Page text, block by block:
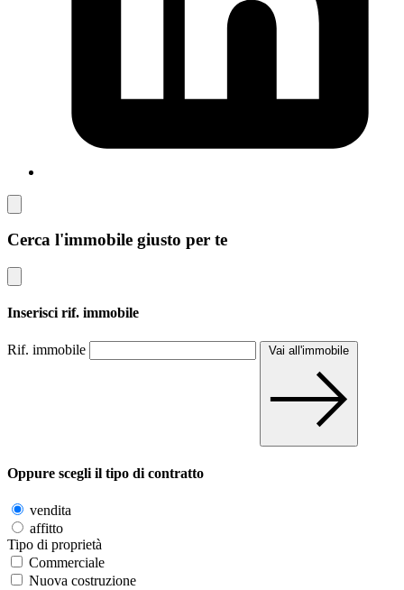
Cerca l'immobile giusto per te
Inserisci rif. immobile
Rif. immobile Vai all'immobile
Oppure scegli il tipo di contratto
vendita
affitto
Tipo di proprietà
Commerciale
Nuova costruzione